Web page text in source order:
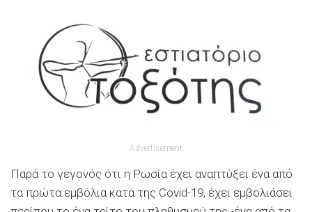
Advertisement
Παρά το γεγονός ότι η Ρωσία έχει αναπτύξει ένα από
τα πρώτα εμβόλια κατά της Covid-19, έχει εμβολιάσει